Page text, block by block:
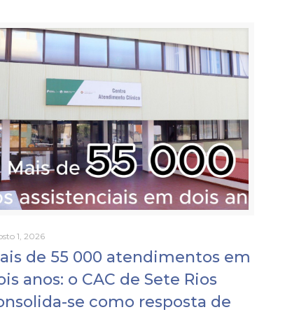
1, 2026
de 55 000 atendimentos em
anos: o CAC de Sete Rios
se como resposta de